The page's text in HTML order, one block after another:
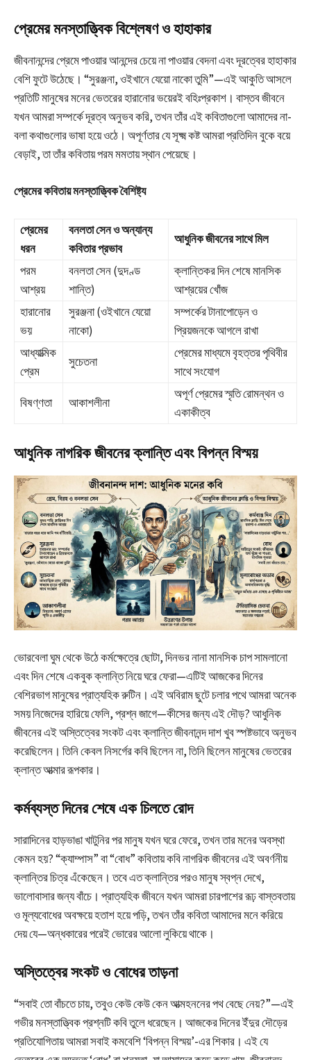
প্রেমের মনস্তাত্ত্বিক বিশ্লেষণ ও হাহাকার
জীবনানন্দের প্রেমে পাওয়ার আনন্দের চেয়ে না পাওয়ার বেদনা এবং দূরত্বের হাহাকার
বেশি ফুটে উঠেছে। “সুরঞ্জনা, ওইখানে যেয়ো নাকো তুমি”—এই আকুতি আসলে
প্রতিটি মানুষের মনের ভেতরের হারানোর ভয়েরই বহিঃপ্রকাশ। বাস্তব জীবনে
যখন আমরা সম্পর্কে দূরত্ব অনুভব করি, তখন তাঁর এই কবিতাগুলো আমাদের না-
বলা কথাগুলোর ভাষা হয়ে ওঠে। অপূর্ণতার যে সূক্ষ্ম কষ্ট আমরা প্রতিদিন বুকে বয়ে
বেড়াই, তা তাঁর কবিতায় পরম মমতায় স্থান পেয়েছে।
প্রেমের কবিতায় মনস্তাত্ত্বিক বৈশিষ্ট্য
প্রেমের
ধরন
বনলতা সেন ও অন্যান্য
কবিতার প্রভাব
আধুনিক জীবনের সাথে মিল
পরম
আশ্রয়
বনলতা সেন (দুদণ্ড
শান্তি)
ক্লান্তিকর দিন শেষে মানসিক
আশ্রয়ের খোঁজ
হারানোর
ভয়
সুরঞ্জনা (ওইখানে যেয়ো
নাকো)
সম্পর্কের টানাপোড়েন ও
প্রিয়জনকে আগলে রাখা
আধ্যাত্মিক
প্রেম
সুচেতনা
প্রেমের মাধ্যমে বৃহত্তর পৃথিবীর
সাথে সংযোগ
বিষণ্ণতা আকাশলীনা
অপূর্ণ প্রেমের স্মৃতি রোমন্থন ও
একাকীত্ব
আধুনিক নাগরিক জীবনের ক্লান্তি এবং বিপন্ন বিস্ময়
ভোরবেলা ঘুম থেকে উঠে কর্মক্ষেত্রে ছোটা, দিনভর নানা মানসিক চাপ সামলানো
এবং দিন শেষে একবুক ক্লান্তি নিয়ে ঘরে ফেরা—এটিই আজকের দিনের
বেশিরভাগ মানুষের প্রাত্যহিক রুটিন। এই অবিরাম ছুটে চলার পথে আমরা অনেক
সময় নিজেদের হারিয়ে ফেলি, প্রশ্ন জাগে—কীসের জন্য এই দৌড়? আধুনিক
জীবনের এই অস্তিত্বের সংকট এবং ক্লান্তি জীবনানন্দ দাশ খুব স্পষ্টভাবে অনুভব
করেছিলেন। তিনি কেবল নিসর্গের কবি ছিলেন না, তিনি ছিলেন মানুষের ভেতরের
ক্লান্ত আত্মার রূপকার।
কর্মব্যস্ত দিনের শেষে এক চিলতে রোদ
সারাদিনের হাড়ভাঙা খাটুনির পর মানুষ যখন ঘরে ফেরে, তখন তার মনের অবস্থা
কেমন হয়? “ক্যাম্পাস” বা “বোধ” কবিতায় কবি নাগরিক জীবনের এই অবর্ণনীয়
ক্লান্তির চিত্র এঁকেছেন। তবে এত ক্লান্তির পরও মানুষ স্বপ্ন দেখে,
ভালোবাসার জন্য বাঁচে। প্রাত্যহিক জীবনে যখন আমরা চারপাশের রূঢ় বাস্তবতায়
ও মূল্যবোধের অবক্ষয়ে হতাশ হয়ে পড়ি, তখন তাঁর কবিতা আমাদের মনে করিয়ে
দেয় যে—অন্ধকারের পরেই ভোরের আলো লুকিয়ে থাকে।
অস্তিত্বের সংকট ও বোধের তাড়না
“সবাই তো বাঁচতে চায়, তবুও কেউ কেউ কেন আত্মহননের পথ বেছে নেয়?”—এই
গভীর মনস্তাত্ত্বিক প্রশ্নটি কবি তুলে ধরেছেন। আজকের দিনের ইঁদুর দৌড়ের
প্রতিযোগিতায় আমরা সবাই কমবেশি ‘বিপন্ন বিস্ময়’-এর শিকার। এই যে